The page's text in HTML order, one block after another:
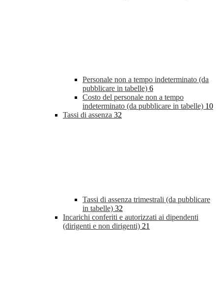
Personale non a tempo indeterminato (da
pubblicare in tabelle) 6
Costo del personale non a tempo
indeterminato (da pubblicare in tabelle) 10
Tassi di assenza 32
Tassi di assenza trimestrali (da pubblicare
in tabelle) 32
Incarichi conferiti e autorizzati ai dipendenti
(dirigenti e non dirigenti) 21